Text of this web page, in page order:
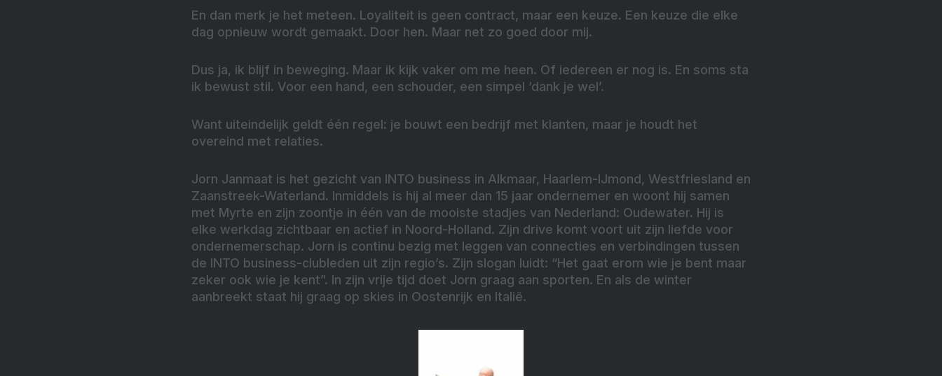
En dan merk je het meteen. Loyaliteit is geen contract, maar een keuze. Een keuze die elke
dag opnieuw wordt gemaakt. Door hen. Maar net zo goed door mij.
Dus ja, ik blijf in beweging. Maar ik kijk vaker om me heen. Of iedereen er nog is. En soms sta
ik bewust stil. Voor een hand, een schouder, een simpel ‘dank je wel’.
Want uiteindelijk geldt één regel: je bouwt een bedrijf met klanten, maar je houdt het
overeind met relaties.
Jorn Janmaat is het gezicht van INTO business in Alkmaar, Haarlem-IJmond, Westfriesland en
Zaanstreek-Waterland. Inmiddels is hij al meer dan 15 jaar ondernemer en woont hij samen
met Myrte en zijn zoontje in één van de mooiste stadjes van Nederland: Oudewater. Hij is
elke werkdag zichtbaar en actief in Noord-Holland. Zijn drive komt voort uit zijn liefde voor
ondernemerschap. Jorn is continu bezig met leggen van connecties en verbindingen tussen
de INTO business-clubleden uit zijn regio’s. Zijn slogan luidt: “Het gaat erom wie je bent maar
zeker ook wie je kent”. In zijn vrije tijd doet Jorn graag aan sporten. En als de winter
aanbreekt staat hij graag op skies in Oostenrijk en Italië.